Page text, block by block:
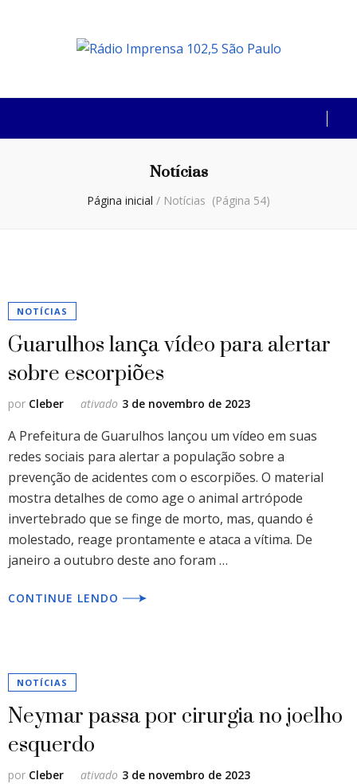
Rádio Imprensa
102,5 São Paulo
Notícias
Página inicial / Notícias (Página 54)
NOTÍCIAS
Guarulhos lança vídeo para alertar
sobre escorpiões
por Cleber ativado 3 de novembro de 2023
A Prefeitura de Guarulhos lançou um vídeo em suas
redes sociais para alertar a população sobre a
prevenção de acidentes com o escorpiões. O material
mostra detalhes de como age o animal artrópode
invertebrado que se finge de morto, mas, quando é
molestado, reage prontamente e ataca a vítima. De
janeiro a outubro deste ano foram …
CONTINUE LENDO
NOTÍCIAS
Neymar passa por cirurgia no joelho
esquerdo
por Cleber ativado 3 de novembro de 2023